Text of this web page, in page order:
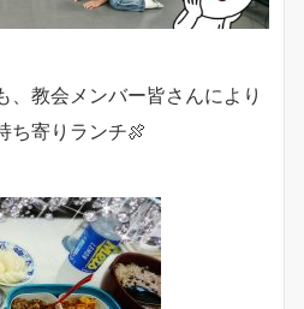
、教会メンバー皆さんにより
ち寄りランチ🍖